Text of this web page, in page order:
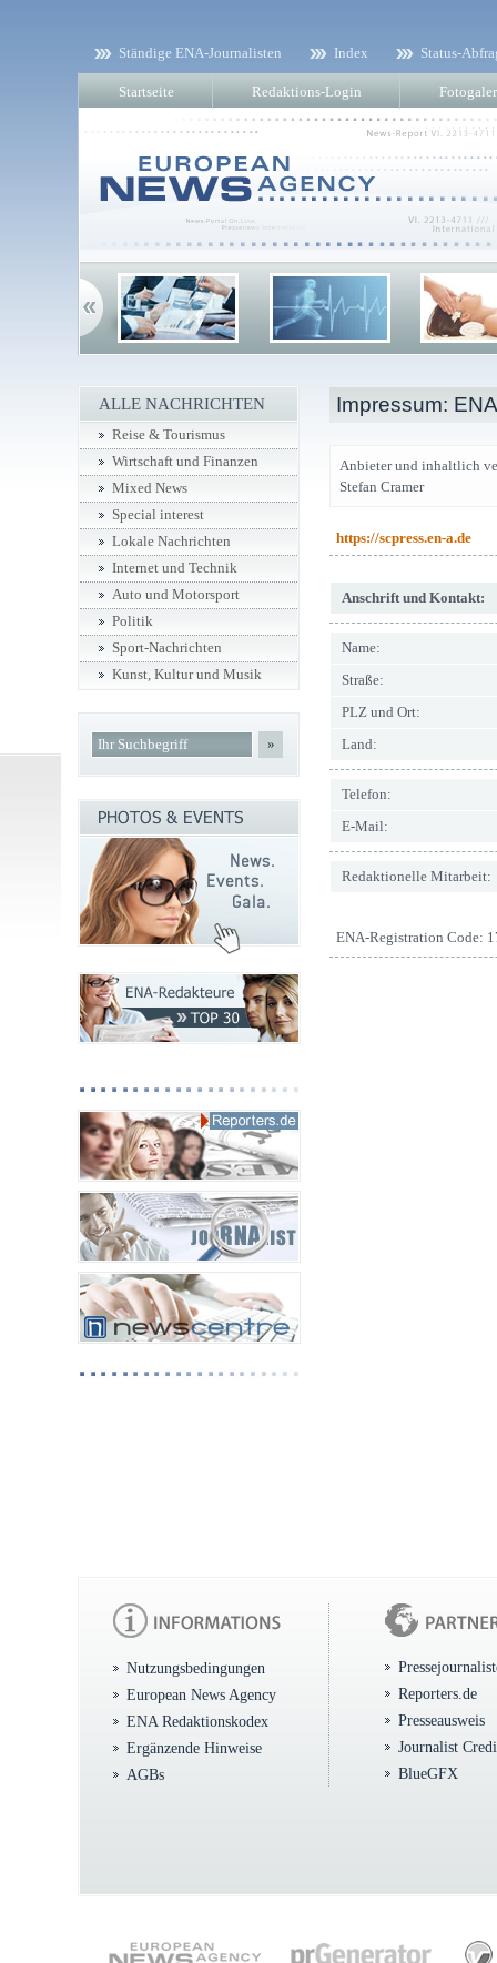
Ständige ENA-Journalisten Index Status-
Startseite Redaktions-Login
Impressum:
Anbieter und inhaltlich
Stefan Cramer
https://scpress.en-a.de
Anschrift und Kontakt:
Name:
Straße:
PLZ und Ort:
Land:
Telefon:
E-Mail:
Redaktionelle Mitarbeit:
ENA-Registration Code:
ALLE NACHRICHTEN
Reise & Tourismus
Wirtschaft und Finanzen
Mixed News
Special interest
Lokale Nachrichten
Internet und Technik
Auto und Motorsport
Politik
Sport-Nachrichten
Kunst, Kultur und Musik
»
Nutzungsbedingungen
European News Agency
ENA Redaktionskodex
Ergänzende Hinweise
AGBs
Reporters.de
Presseausweis
Journalist
BlueGFX